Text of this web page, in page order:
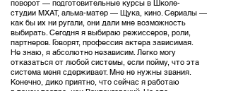
поворот — подготовительные курсы в Школе-
студии МХАТ, альма-матер — Щука, кино. Сериалы —
как бы их ни ругали, они дали мне возможность
выбирать. Сегодня я выбираю режиссеров, роли,
партнеров. Говорят, профессия актера зависимая.
Не знаю, я абсолютно независим. Легко могу
отказаться от любой системы, если пойму, что эта
система меня сдерживает. Мне не нужны звания.
Конечно, дико приятно, что сейчас я работаю
в таком театре, как Вахтанговский. Но это